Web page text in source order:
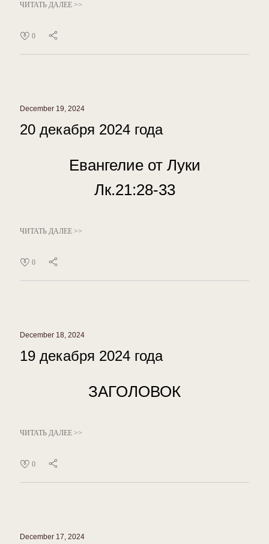
ЧИТАТЬ ДАЛЕЕ >>
0
December 19, 2024
20 декабря 2024 года
Евангелие от Луки
Лк.21:28-33
ЧИТАТЬ ДАЛЕЕ >>
0
December 18, 2024
19 декабря 2024 года
ЗАГОЛОВОК
ЧИТАТЬ ДАЛЕЕ >>
0
December 17, 2024